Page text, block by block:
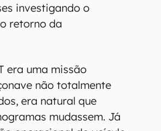
investigando o
retorno da
era uma missão
não totalmente
era natural que
mudassem. Já